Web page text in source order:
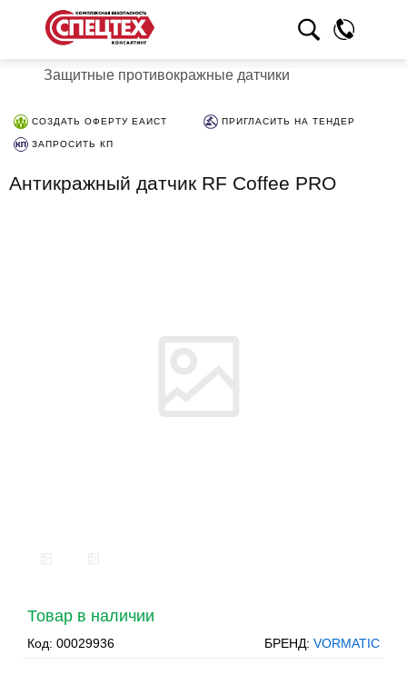
Защитные противокражные датчики
СОЗДАТЬ ОФЕРТУ ЕАИСТ ПРИГЛАСИТЬ НА ТЕНДЕР
ЗАПРОСИТЬ КП
Антикражный датчик RF Coffee PRO
Товар в наличии
Код: 00029936 БРЕНД: VORMATIC